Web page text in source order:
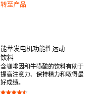
转至产品
能萃发电机功能性运动
饮料
含咖啡因和牛磺酸的饮料有助于
提高注意力、保持精力和取得最
好成绩。